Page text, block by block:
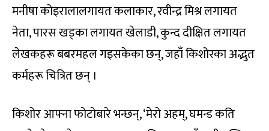
मनीषा कोइरालालगायत कलाकार, रवीन्द्र मिश्र लगायत
नेता, पारस खड्का लगायत खेलाडी, कुन्द दीक्षित लगायत
लेखकहरू बबरमहल गइसकेका छन्, जहाँ किशोरका अद्भुत
कर्महरू चित्रित छन् ।
किशोर आफ्ना फोटोबारे भन्छन्, ‘मेरो अहम्, घमन्ड कति